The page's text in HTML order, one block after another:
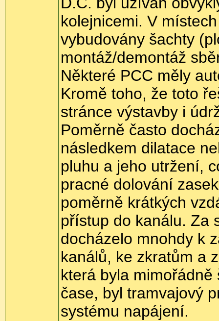
kolejnicemi. V
vybudovány šachty
montáž/demontáž
Některé PCC měly
Kromě toho, že toto
stránce výstavby i
Poměrně často
následkem dilatace
pluhu a jeho utržení,
pracné dolování
poměrně krátkých
přístup do kanálu. Za
docházelo mnohdy k
kanálů, ke zkratům a
která byla
čase, byl tramvajový
systému napájení.